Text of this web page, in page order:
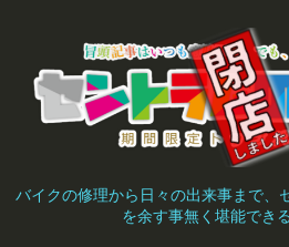
バイクの修理から日々の出来事まで、
を余す事無く堪能でき